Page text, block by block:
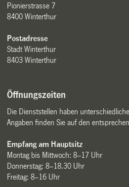
Pionierstrasse 7
8400 Winterthur
Postadresse
Stadt Winterthur
8403 Winterthur
Öffnungszeiten
Die Dienststellen haben
Angaben finden Sie auf den
Empfang am Hauptsitz
Montag bis Mittwoch: 8–17 Uhr
Donnerstag: 8–18.30 Uhr
Freitag: 8–16 Uhr